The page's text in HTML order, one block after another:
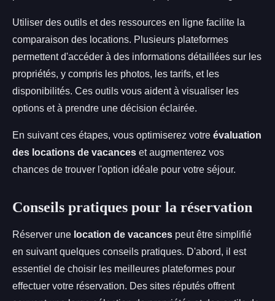
Utiliser des outils et des ressources en ligne facilite la
comparaison des locations. Plusieurs plateformes
permettent d'accéder à des informations détaillées sur les
propriétés, y compris les photos, les tarifs, et les
disponibilités. Ces outils vous aident à visualiser les
options et à prendre une décision éclairée.
En suivant ces étapes, vous optimiserez votre évaluation
des locations de vacances et augmenterez vos
chances de trouver l'option idéale pour votre séjour.
Conseils pratiques pour la réservation
Réserver une location de vacances peut être simplifié
en suivant quelques conseils pratiques. D'abord, il est
essentiel de choisir les meilleures plateformes pour
effectuer votre réservation. Des sites réputés offrent